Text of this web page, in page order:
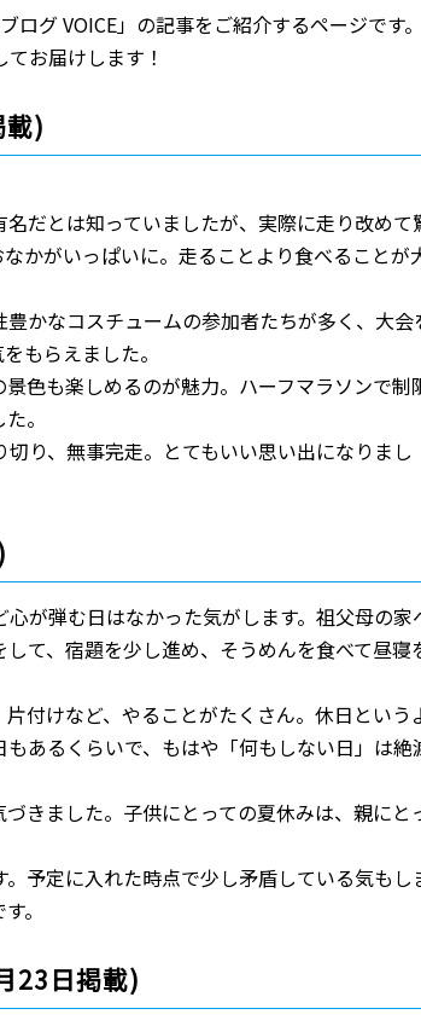
グ VOICE」の記事をご紹介するページです。
お届けします！
)
だとは知っていましたが、実際に走り改めて
かがいっぱいに。走ることより食べることが
かなコスチュームの参加者たちが多く、大会
もらえました。
色も楽しめるのが魅力。ハーフマラソンで制
。
り、無事完走。とてもいい思い出になりまし
が弾む日はなかった気がします。祖父母の家
て、宿題を少し進め、そうめんを食べて昼寝
付けなど、やることがたくさん。休日という
あるくらいで、もはや「何もしない日」は絶
きました。子供にとっての夏休みは、親にと
予定に入れた時点で少し矛盾している気もし
。
23日掲載)